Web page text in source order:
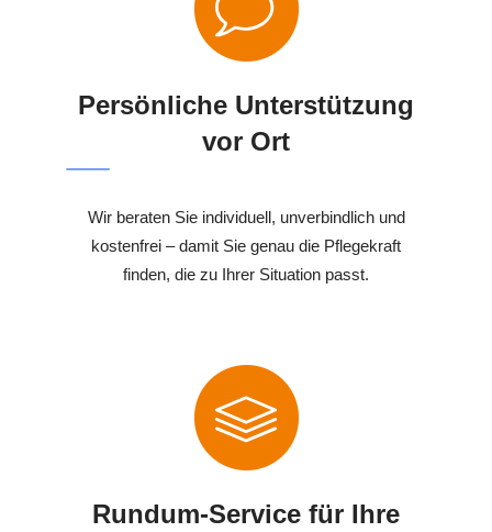
Persönliche Unterstützung
vor Ort
Wir beraten Sie individuell, unverbindlich und
kostenfrei – damit Sie genau die Pflegekraft
finden, die zu Ihrer Situation passt.
Rundum-Service für Ihre